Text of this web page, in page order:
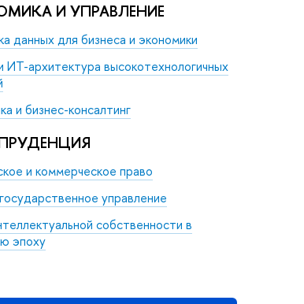
И УПРАВЛЕНИЕ
данных для бизнеса и экономики
ИТ-архитектура высокотехнологичных
и бизнес-консалтинг
и коммерческое право
управление
собственности в
эпоху